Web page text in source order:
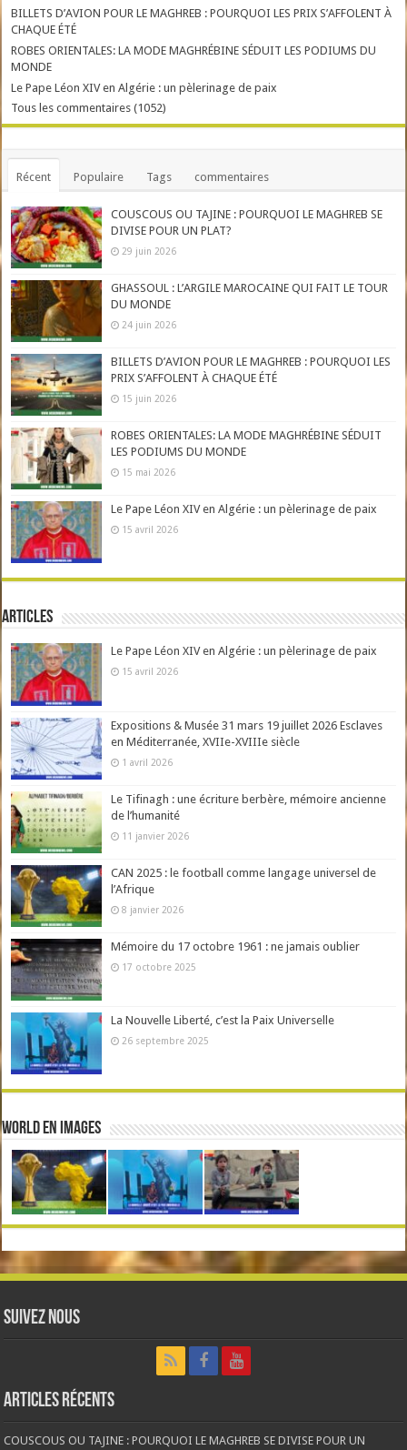
BILLETS D’AVION POUR LE MAGHREB : POURQUOI LES PRIX S’AFFOLENT À
CHAQUE ÉTÉ
ROBES ORIENTALES: LA MODE MAGHRÉBINE SÉDUIT LES PODIUMS DU
MONDE
Le Pape Léon XIV en Algérie : un pèlerinage de paix
Tous les commentaires (1052)
Récent Populaire Tags commentaires
COUSCOUS OU TAJINE : POURQUOI LE MAGHREB SE
DIVISE POUR UN PLAT?
29 juin 2026
GHASSOUL : L’ARGILE MAROCAINE QUI FAIT LE TOUR
DU MONDE
24 juin 2026
BILLETS D’AVION POUR LE MAGHREB : POURQUOI LES
PRIX S’AFFOLENT À CHAQUE ÉTÉ
15 juin 2026
ROBES ORIENTALES: LA MODE MAGHRÉBINE SÉDUIT
LES PODIUMS DU MONDE
15 mai 2026
Le Pape Léon XIV en Algérie : un pèlerinage de paix
15 avril 2026
Articles
Le Pape Léon XIV en Algérie : un pèlerinage de paix
15 avril 2026
Expositions & Musée 31 mars 19 juillet 2026 Esclaves
en Méditerranée, XVIIe-XVIIIe siècle
1 avril 2026
Le Tifinagh : une écriture berbère, mémoire ancienne
de l’humanité
11 janvier 2026
CAN 2025 : le football comme langage universel de
l’Afrique
8 janvier 2026
Mémoire du 17 octobre 1961 : ne jamais oublier
17 octobre 2025
La Nouvelle Liberté, c’est la Paix Universelle
26 septembre 2025
World en Images
Suivez nous
Articles récents
COUSCOUS OU TAJINE : POURQUOI LE MAGHREB SE DIVISE POUR UN